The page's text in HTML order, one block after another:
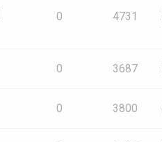
0 4731
0 3687
0 3800